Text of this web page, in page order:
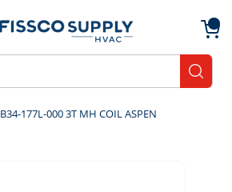
177L-000 3T MH COIL ASPEN